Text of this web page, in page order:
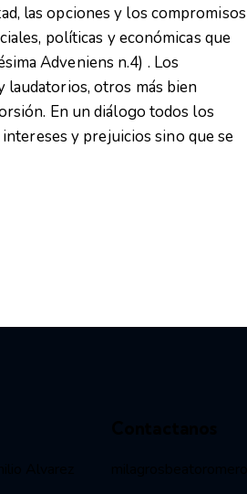
las opciones y los compromisos
políticas y económicas que
Adveniens n.4) . Los
laudatorios, otros más bien
En un diálogo todos los
y prejuicios sino que se